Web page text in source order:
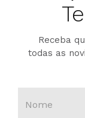
Receba
todas as